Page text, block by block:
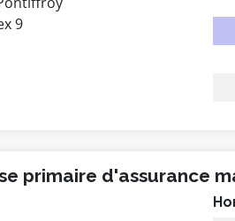
9
primaire d'assurance